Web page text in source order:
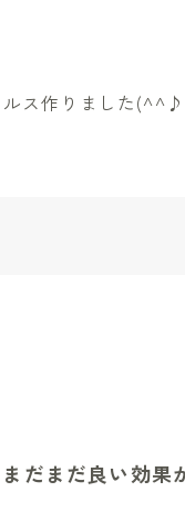
ルス作りました(^^♪
だまだ良い効果